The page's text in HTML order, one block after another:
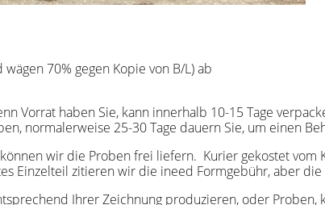
wägen 70% gegen Kopie von B/L) ab
Vorrat haben Sie, kann innerhalb 10-15 Tage
normalerweise 25-30 Tage dauern Sie, um einen
wir die Proben frei liefern. Kurier gekostet vom
Einzelteil zitieren wir die ineed Formgebühr, aber
Ihrer Zeichnung produzieren, oder Proben,